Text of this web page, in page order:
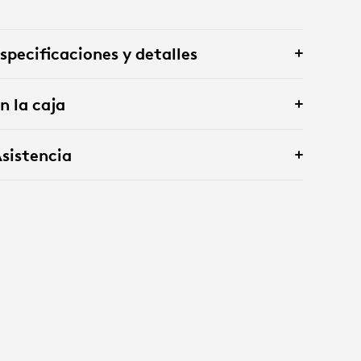
y detalles
la caja